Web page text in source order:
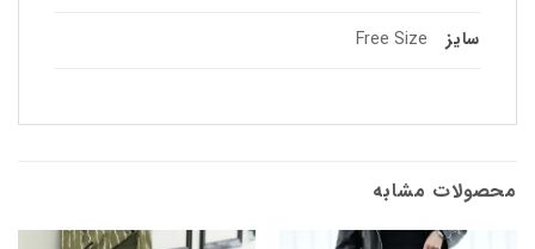
سایز Free Size
محصولات مشابه